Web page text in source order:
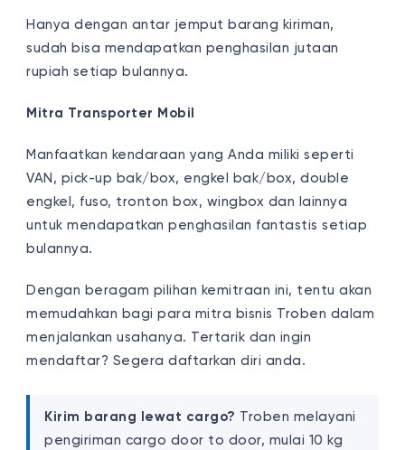
Hanya dengan antar jemput barang kiriman,
sudah bisa mendapatkan penghasilan jutaan
rupiah setiap bulannya.
Mitra Transporter Mobil
Manfaatkan kendaraan yang Anda miliki seperti
VAN, pick-up bak/box, engkel bak/box, double
engkel, fuso, tronton box, wingbox dan lainnya
untuk mendapatkan penghasilan fantastis setiap
bulannya.
Dengan beragam pilihan kemitraan ini, tentu akan
memudahkan bagi para mitra bisnis Troben dalam
menjalankan usahanya. Tertarik dan ingin
mendaftar? Segera daftarkan diri anda.
Kirim barang lewat cargo? Troben melayani
pengiriman cargo door to door, mulai 10 kg